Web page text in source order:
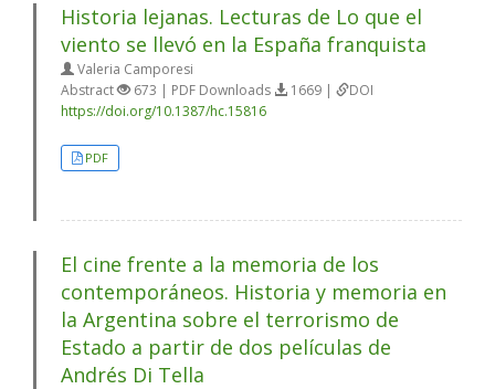
Historia lejanas. Lecturas de Lo que el
viento se llevó en la España franquista
Valeria Camporesi
Abstract
673 | PDF Downloads 1669 |
DOI
https://doi.org/10.1387/hc.15816
PDF
El cine frente a la memoria de los
contemporáneos. Historia y memoria en
la Argentina sobre el terrorismo de
Estado a partir de dos películas de
Andrés Di Tella